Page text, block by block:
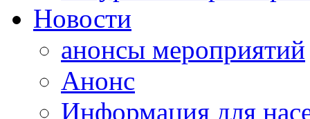
Новости
анонсы мероприятий
Анонс
Информация для